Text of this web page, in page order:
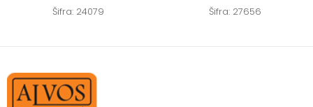
Šifra: 24079 Šifra: 27656